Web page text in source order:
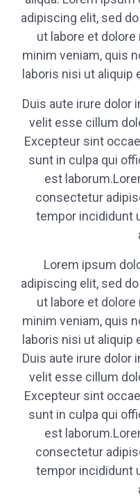
adipiscing elit, sed
ut labore et dolore
minim veniam, quis
laboris nisi ut aliquip
Duis aute irure dolor
velit esse cillum
Excepteur sint
sunt in culpa qui
est
consectetur
tempor incididunt
Lorem ipsum
adipiscing elit, sed
ut labore et dolore
minim veniam, quis
laboris nisi ut aliquip
Duis aute irure dolor
velit esse cillum
Excepteur sint
sunt in culpa qui
est
consectetur
tempor incididunt